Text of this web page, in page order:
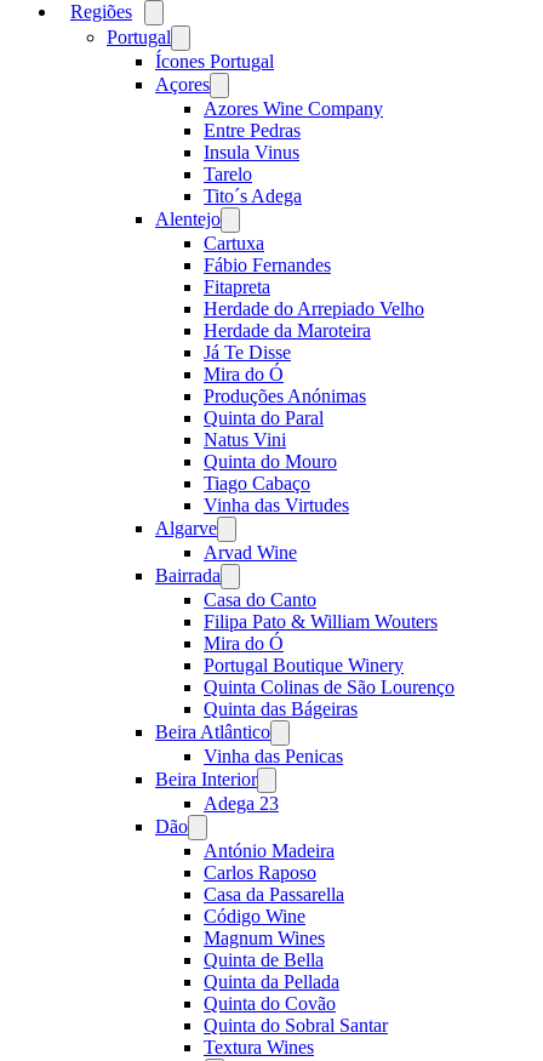
Regiões
menu
Portugal
menu
Ícones Portugal
Açores
menu
Azores Wine Company
Entre Pedras
Insula Vinus
Tarelo
Tito´s Adega
Alentejo
menu
Cartuxa
Fábio Fernandes
Fitapreta
Herdade do Arrepiado Velho
Herdade da Maroteira
Já Te Disse
Mira do Ó
Produções Anónimas
Quinta do Paral
Natus Vini
Quinta do Mouro
Tiago Cabaço
Vinha das Virtudes
Algarve
menu
Arvad Wine
Bairrada
menu
Casa do Canto
Filipa Pato & William Wouters
Mira do Ó
Portugal Boutique Winery
Quinta Colinas de São Lourenço
Quinta das Bágeiras
Beira Atlântico
menu
Vinha das Penicas
Beira Interior
menu
Adega 23
Dão
menu
António Madeira
Carlos Raposo
Casa da Passarella
Código Wine
Magnum Wines
Quinta de Bella
Quinta da Pellada
Quinta do Covão
Quinta do Sobral Santar
Textura Wines